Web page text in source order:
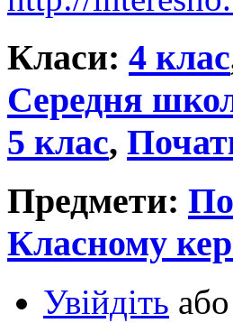
Класи: 4 клас
Середня
5 клас,
Предмети:
Класному
Увійдіть або